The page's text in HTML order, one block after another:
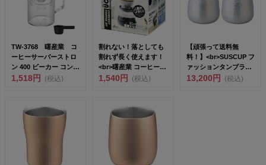
TW-3768 曙産業 コ
ーヒーサーバーストロ
ン 400 ビーカー コンパ
クトドリッ...
1,518円 (税込)
割れない！落としても
割れず長く使えます！
<br>曙産業 コーヒーサ
ーバー...
1,540円 (税込)
【頑張って送料無
料！】<br>SUSCUP フ
ァッションタンブラー
さくら...
13,200円 (税込)